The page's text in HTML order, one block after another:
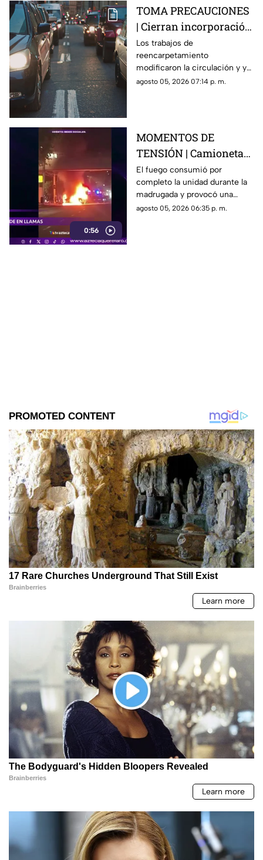
TOMA PRECAUCIONES
| Cierran incorporación
hacia la carretera 57;
esta es la zona afectada
Los trabajos de
reencarpetamiento
modificaron la circulación y ya
generan carga vehicular en el
agosto 05, 2026 07:14 p. m.
0:56
MOMENTOS DE
TENSIÓN | Camioneta
termina calcinada
sobre avenida
Constituyentes; así se
vivió el momento
El fuego consumió por
completo la unidad durante la
madrugada y provocó una
intensa movilización en una de
agosto 05, 2026 06:35 p. m.